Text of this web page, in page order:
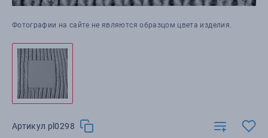
Фотографии на сайте не являются образцом цвета изделия.
Артикул pl0298